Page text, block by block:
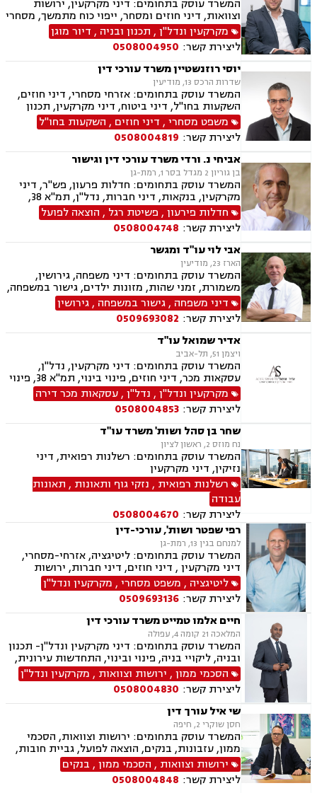
המשרד עוסק בתחומים: דיני מקרקעין, ירושות
וצוואות, דיני חוזים ומסחר, ייפוי כוח מתמשך, מסחרי
אזרחימקרקעין ונדל"ן, תכנון ובניה , דיור מוגן
ליצירת קשר: 0508004950
יוסי רוזנשטיין משרד עורכי דין
שדרות הרכס 13, מודיעין
המשרד עוסק בתחומים: אזרחי מסחרי, דיני חוזים,
השקעות בחו"ל, דיני ביטוח, דיני מקרקעין, תכנון
ובניה, ליקויי בניה, מושבים וקיבוצים, פינוי בינוי,
קבוצות רכישה, עסקאות מכר דירה, נדל"ן, פינוי
מושכר, הפקעת קרקעות, מגרשים לבניה,נחלות
ומשקים במושבים, רשות מקרקעי ישראל, צווי
הריסה, דיני חברות, ליווי עסקי, מיסוי נדל"ן, תמא
38, פשיטת רגל, תביעות ייצוגיות
משפט מסחרי, דיני חוזים , השקעות בחו"ל
ליצירת קשר: 0508004819
אביחי נ. ורדי משרד עורכי דין וגישור
בן גוריון 2 מגדל בסר 1, רמת-גן
המשרד עוסק בתחומים: חדלות פרעון, פש"ר, דיני
מקרקעין, בנקאות, דיני חברות, נדל"ן, תמ"א 38,
מיוסי מקרקעין, ליטגציה, גישור עסקי
חדלות פירעון, פשיטת רגל , הוצאה לפועל
ליצירת קשר: 0508004748
אבי לוי עו"ד ומגשר
הארז 23, מודיעין
המשרד עוסק בתחומים: דיני משפחה, גירושין,
משמורת, זמני שהות, מזונות ילדים, גישור במשפחה,
ניכור הורי, פירוק שיתוף, ייצוג בבית דין רבני "גיטין",
הסכמי ממון, אפוטרופסות, ייפוי כוח מתמשך, ירושות
וצוואות, העברה בין דורית, הסכם ידועים בציבור,
מקרקעין ונדל"ן, עסקאות מכר דירה, פינוי מושכר,
ליקויי בניה
דיני משפחה ,גישור במשפחה ,גירושין
ליצירת קשר: 0509693082
אדיר שמואל עו"ד
ויצמן 51, תל-אביב
המשרד עוסק בתחומים: דיני מקרקעין, נדל"ן,
עסקאות מכר, דיני חוזים, פינוי בינוי, תמ"א 38, פינוי
מושכר, דיירות מוגנת, דיני עבודה, הוצאה לפועל,
צוואות וירושות, ייפוי כוח מתמשך
מקרקעין ונדל"ן, נדל"ן,עסקאות מכר דירה
ליצירת קשר: 0508004853
שחר בן סהל ושות' משרד עו"ד
נח מוזס 2, ראשון לציון
המשרד עוסק בתחומים: רשלנות רפואית, דיני
נזיקין, דיני מקרקעין
רשלנות רפואית , נזקי גוף ותאונות , תאונות
עבודה
ליצירת קשר: 0508004670
רפי שפטר ושות', עורכי-דין
למנחם בגין 13, רמת-גן
המשרד עוסק בתחומים: ליטיגציה, אזרחי-מסחרי,
דיני מקרקעין , דיני חוזים, דיני חברות, ירושות
וצוואות, לשון הרע, קניין רוחני, מכרזים
ליטיגציה , משפט מסחרי, מקרקעין ונדל"ן
ליצירת קשר: 0509693136
חיים אלמו טמייט משרד עורכי דין
המלאכה 21 קומה 4, עפולה
המשרד עוסק בתחומים: דיני מקרקעין ונדל"ן- תכנון
ובניה, ליקויי בניה, פינוי ובינוי, התחדשות עירונית,
תמ"א 38 ובתים משותפים, הסכמי ממון, ירושות
וצוואות, ייפוי כוח מתמשך, הדין האתיופי, דיני
חוזים, נוטריון.
הסכמי ממון, ירושות וצוואות , מקרקעין ונדל"ן
ליצירת קשר: 0508004830
שי איל עורך דין
חסן שוקרי 2, חיפה
המשרד עוסק בתחומים: ירושות וצוואות, הסכמי
ממון, עזבונות, בנקים, הוצאה לפועל, גביית חובות,
חדלות פירעון, פינוי מושכר, נזקי גוף ותאונות,
תאונות דרכים, מקרקעין ונדל"ן, עסקאות מכר דירה
ירושות וצוואות , הסכמי ממון, בנקים
ליצירת קשר: 0508004848